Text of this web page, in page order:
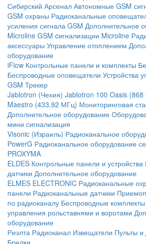
Сибирский Арсенал Автономные GSM
GSM охраны Радиоканальные
усиления сигнала GSM Дополнительное
Microline GSM cигнализации Microline
аксессуары Управление отоплением
оборудование
iFlow Контрольные панели и комплекты
Беспроводные оповещатели Устройства
GSM Трекер
Jablotron (Чехия) Jablotron 100 Oasis
Maestro (433,92 МГц) Мониторинговая
Дополнительное оборудование
мини сигнализация
Visonic (Израиль) Радиоканальное
PowerG Радиоканальное оборудование
PROXYMA
ELDES Контрольные панели и устройства
датчики Дополнительное оборудование
ELMES ELECTRONIC Радиоканальные
панели Радиоканальные датчики
по радиоканалу Беспроводные
управления рольставнями и воротами
оборудование
Риэлта Радиоканал Извещатели Пульты